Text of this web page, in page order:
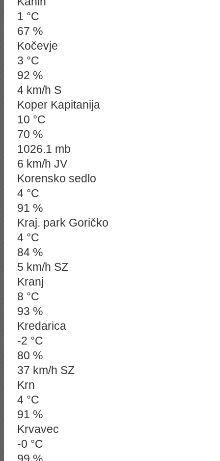
1 °C
67 %
Kočevje
3 °C
92 %
4 km/h S
Koper Kapitanija
10 °C
70 %
1026.1 mb
6 km/h JV
Korensko sedlo
4 °C
91 %
Kraj. park Goričko
4 °C
84 %
5 km/h SZ
Kranj
8 °C
93 %
Kredarica
-2 °C
80 %
37 km/h SZ
Krn
4 °C
91 %
Krvavec
-0 °C